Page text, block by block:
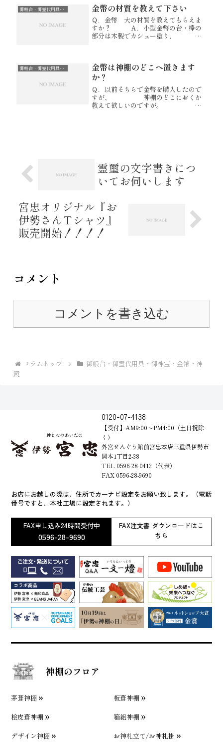
ている本格的なものです）。これにニ
ッケ...
御帳台・御霊代用具・御神宝・金幣・神鏡 金幣の材質を教えて下さい
Ｑ．金幣 大の材質を教えてもらえま
すか？ Ａ．小型金幣の台・棒の
部分は木製でカシュー塗り、 幣
御帳台・御霊代用具・御神宝・金幣・神鏡
金幣は神棚のどこへ置きます
か？
Ｑ．以前そちらで金幣を購入したので
すが、 神棚のどこにおくか
教えて欲しいのですが。 通
霊璽の文字書きにつ
いてお伺いします
宮忠オリジナル『お
伊勢さんＴシャツ』
販売開始！！！！
コメント
コメントを書き込む
コラムトップ
御帳台・御霊代用具・御神宝・金幣・神
鏡
0120-07-4138
【受付】AM9:00～PM4:00（土日祝除
く）
外宮せんぐう館前宮忠本店三重県伊勢市
岡本1丁目2-38
TEL 0596-28-0412（代表）
FAX 0596-28-9690
お店にお越しの際は、住所でカーナビ設定をお願い致します。（電話
番号ですと、本社工場に設定されます。）
FAX申し込み24時間受付中
0596-28-9690
FAX注文書 ダウンロードはこ
ちら
神棚のフロア
茅葺神棚
板葺神棚
桧皮葺神棚
箱組神棚
デザイン神棚
お神札立て/お神札掛